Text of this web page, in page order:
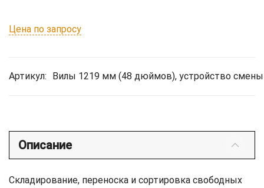
Цена по запросу
Артикул: Вилы 1219 мм (48 дюймов), устройство смены
Описание
Складирование, переноска и сортировка свободных